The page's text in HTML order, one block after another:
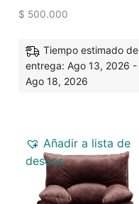
$ 500.000
Tiempo estimado de
entrega: Ago 13, 2026 -
Ago 18, 2026
Añadir a lista de
deseos